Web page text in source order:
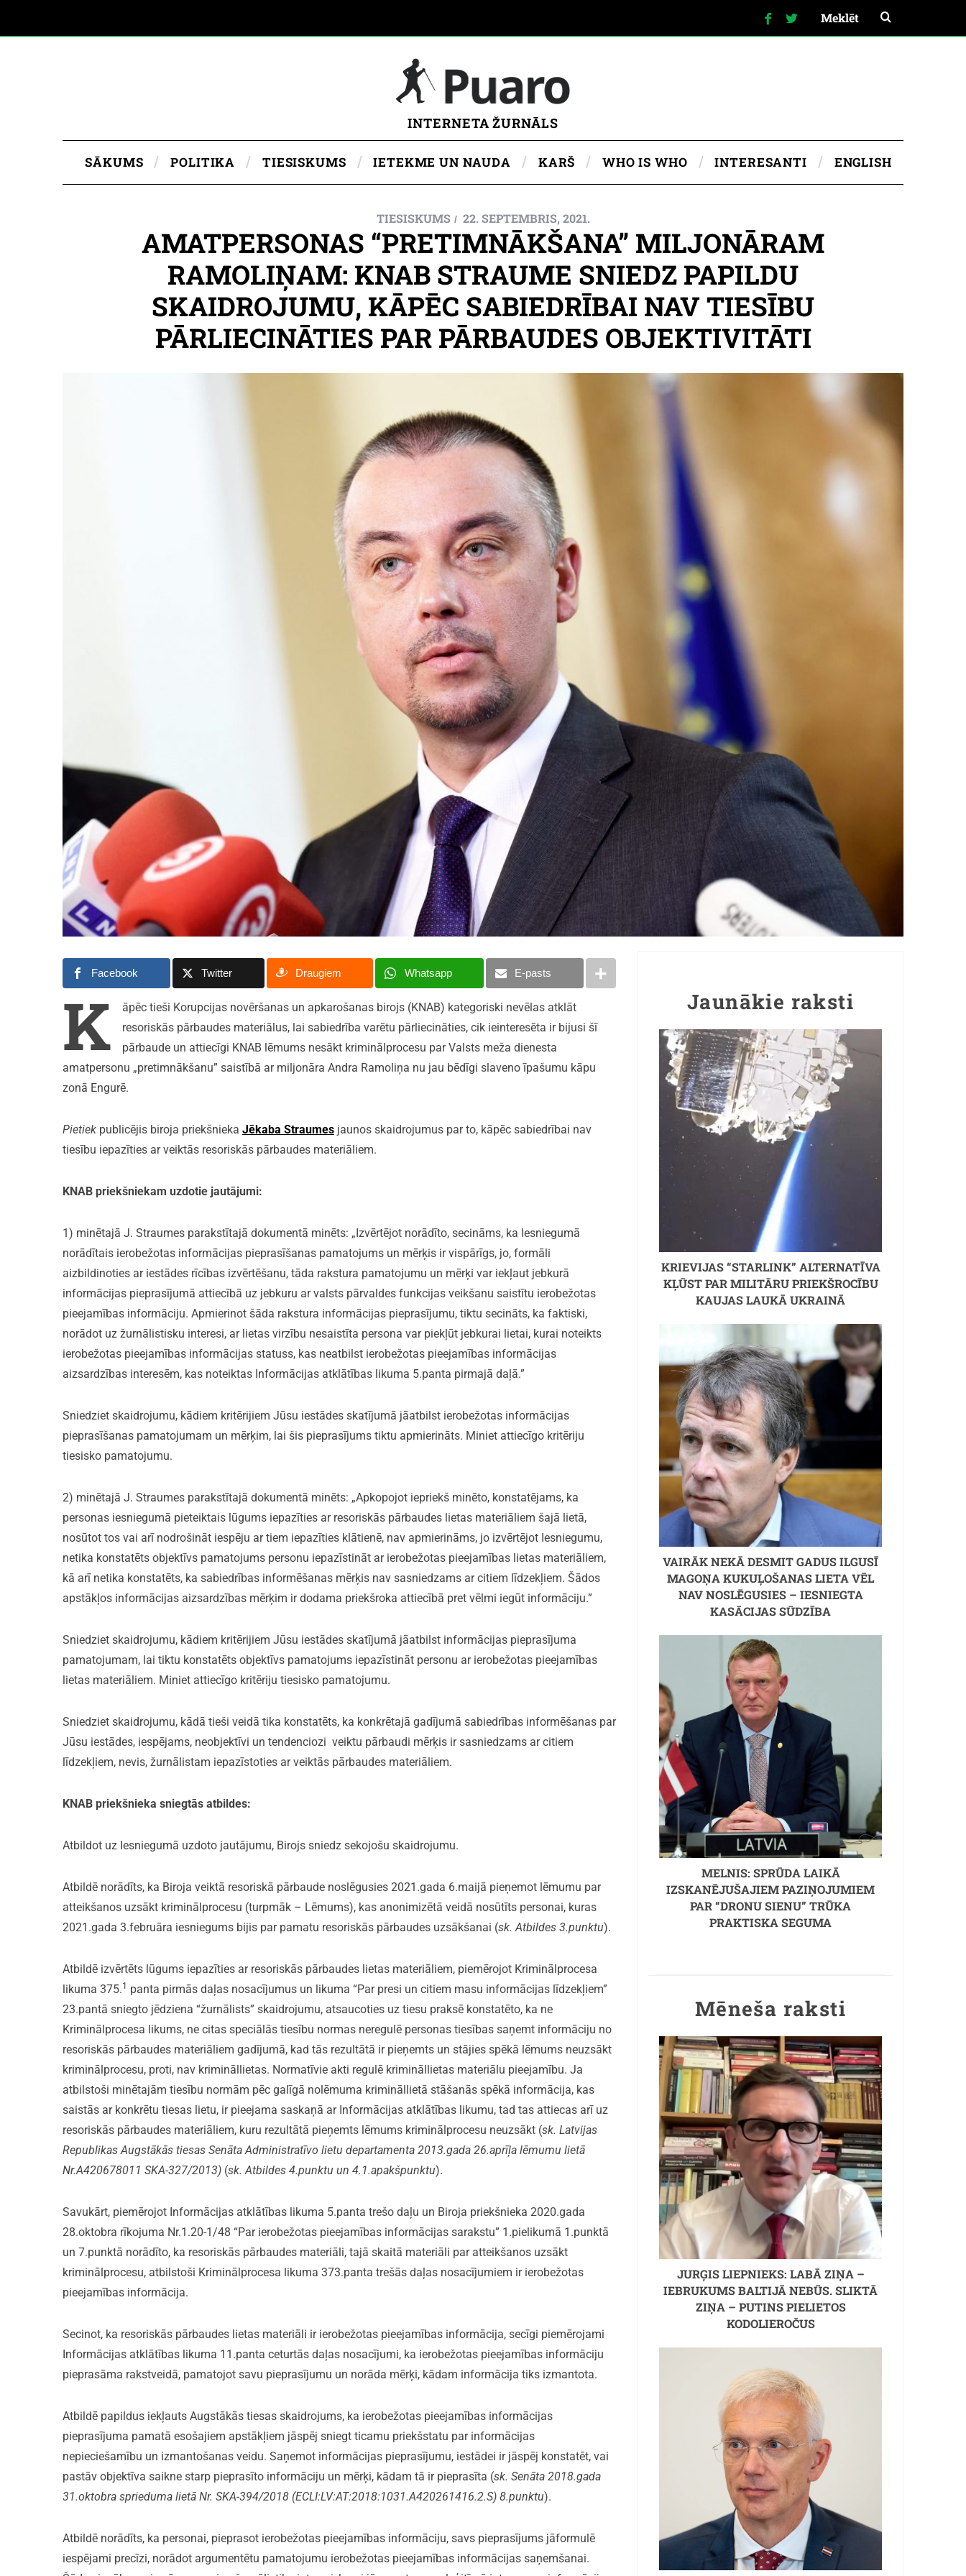
INTERNETA ŽURNĀLS
SĀKUMS POLITIKA TIESISKUMS IETEKME UN NAUDA KARŠ WHO IS WHO INTERESANTI ENGLISH
TIESISKUMS 22. SEPTEMBRIS, 2021.
AMATPERSONAS “PRETIMNĀKŠANA” MILJONĀRAM
RAMOLIŅAM: KNAB STRAUME SNIEDZ PAPILDU
SKAIDROJUMU, KĀPĒC SABIEDRĪBAI NAV TIESĪBU
PĀRLIECINĀTIES PAR PĀRBAUDES OBJEKTIVITĀTI
Facebook Twitter Draugiem Whatsapp E-pasts
K
āpēc tieši Korupcijas novēršanas un apkarošanas birojs (KNAB) kategoriski nevēlas atklāt
resoriskās pārbaudes materiālus, lai sabiedrība varētu pārliecināties, cik ieinteresēta ir bijusi šī
pārbaude un attiecīgi KNAB lēmums nesākt kriminālprocesu par Valsts meža dienesta
amatpersonu „pretimnākšanu” saistībā ar miljonāra Andra Ramoliņa nu jau bēdīgi slaveno īpašumu kāpu
zonā Engurē.
Pietiek publicējis biroja priekšnieka Jēkaba Straumes jaunos skaidrojumus par to, kāpēc sabiedrībai nav
tiesību iepazīties ar veiktās resoriskās pārbaudes materiāliem.
KNAB priekšniekam uzdotie jautājumi:
1) minētajā J. Straumes parakstītajā dokumentā minēts: „Izvērtējot norādīto, secināms, ka Iesniegumā
norādītais ierobežotas informācijas pieprasīšanas pamatojums un mērķis ir vispārīgs, jo, formāli
aizbildinoties ar iestādes rīcības izvērtēšanu, tāda rakstura pamatojumu un mērķi var iekļaut jebkurā
informācijas pieprasījumā attiecībā uz jebkuru ar valsts pārvaldes funkcijas veikšanu saistītu ierobežotas
pieejamības informāciju. Apmierinot šāda rakstura informācijas pieprasījumu, tiktu secināts, ka faktiski,
norādot uz žurnālistisku interesi, ar lietas virzību nesaistīta persona var piekļūt jebkurai lietai, kurai noteikts
ierobežotas pieejamības informācijas statuss, kas neatbilst ierobežotas pieejamības informācijas
aizsardzības interesēm, kas noteiktas Informācijas atklātības likuma 5.panta pirmajā daļā.”
Sniedziet skaidrojumu, kādiem kritērijiem Jūsu iestādes skatījumā jāatbilst ierobežotas informācijas
pieprasīšanas pamatojumam un mērķim, lai šis pieprasījums tiktu apmierināts. Miniet attiecīgo kritēriju
tiesisko pamatojumu.
2) minētajā J. Straumes parakstītajā dokumentā minēts: „Apkopojot iepriekš minēto, konstatējams, ka
personas iesniegumā pieteiktais lūgums iepazīties ar resoriskās pārbaudes lietas materiāliem šajā lietā,
nosūtot tos vai arī nodrošināt iespēju ar tiem iepazīties klātienē, nav apmierināms, jo izvērtējot Iesniegumu,
netika konstatēts objektīvs pamatojums personu iepazīstināt ar ierobežotas pieejamības lietas materiāliem,
kā arī netika konstatēts, ka sabiedrības informēšanas mērķis nav sasniedzams ar citiem līdzekļiem. Šādos
apstākļos informācijas aizsardzības mērķim ir dodama priekšroka attiecībā pret vēlmi iegūt informāciju.”
Sniedziet skaidrojumu, kādiem kritērijiem Jūsu iestādes skatījumā jāatbilst informācijas pieprasījuma
pamatojumam, lai tiktu konstatēts objektīvs pamatojums iepazīstināt personu ar ierobežotas pieejamības
lietas materiāliem. Miniet attiecīgo kritēriju tiesisko pamatojumu.
Sniedziet skaidrojumu, kādā tieši veidā tika konstatēts, ka konkrētajā gadījumā sabiedrības informēšanas par
Jūsu iestādes, iespējams, neobjektīvi un tendenciozi veiktu pārbaudi mērķis ir sasniedzams ar citiem
līdzekļiem, nevis, žurnālistam iepazīstoties ar veiktās pārbaudes materiāliem.
KNAB priekšnieka sniegtās atbildes:
Atbildot uz Iesniegumā uzdoto jautājumu, Birojs sniedz sekojošu skaidrojumu.
Atbildē norādīts, ka Biroja veiktā resoriskā pārbaude noslēgusies 2021.gada 6.maijā pieņemot lēmumu par
atteikšanos uzsākt kriminālprocesu (turpmāk – Lēmums), kas anonimizētā veidā nosūtīts personai, kuras
2021.gada 3.februāra iesniegums bijis par pamatu resoriskās pārbaudes uzsākšanai (sk. Atbildes 3.punktu).
Atbildē izvērtēts lūgums iepazīties ar resoriskās pārbaudes lietas materiāliem, piemērojot Kriminālprocesa
likuma 375.1 panta pirmās daļas nosacījumus un likuma “Par presi un citiem masu informācijas līdzekļiem”
23.pantā sniegto jēdziena “žurnālists” skaidrojumu, atsaucoties uz tiesu praksē konstatēto, ka ne
Kriminālprocesa likums, ne citas speciālās tiesību normas neregulē personas tiesības saņemt informāciju no
resoriskās pārbaudes materiāliem gadījumā, kad tās rezultātā ir pieņemts un stājies spēkā lēmums neuzsākt
kriminālprocesu, proti, nav krimināllietas. Normatīvie akti regulē krimināllietas materiālu pieejamību. Ja
atbilstoši minētajām tiesību normām pēc galīgā nolēmuma krimināllietā stāšanās spēkā informācija, kas
saistās ar konkrētu tiesas lietu, ir pieejama saskaņā ar Informācijas atklātības likumu, tad tas attiecas arī uz
resoriskās pārbaudes materiāliem, kuru rezultātā pieņemts lēmums kriminālprocesu neuzsākt (sk. Latvijas
Republikas Augstākās tiesas Senāta Administratīvo lietu departamenta 2013.gada 26.aprīļa lēmumu lietā
Nr.A420678011 SKA-327/2013) (sk. Atbildes 4.punktu un 4.1.apakšpunktu).
Savukārt, piemērojot Informācijas atklātības likuma 5.panta trešo daļu un Biroja priekšnieka 2020.gada
28.oktobra rīkojuma Nr.1.20-1/48 “Par ierobežotas pieejamības informācijas sarakstu” 1.pielikumā 1.punktā
un 7.punktā norādīto, ka resoriskās pārbaudes materiāli, tajā skaitā materiāli par atteikšanos uzsākt
kriminālprocesu, atbilstoši Kriminālprocesa likuma 373.panta trešās daļas nosacījumiem ir ierobežotas
pieejamības informācija.
Secinot, ka resoriskās pārbaudes lietas materiāli ir ierobežotas pieejamības informācija, secīgi piemērojami
Informācijas atklātības likuma 11.panta ceturtās daļas nosacījumi, ka ierobežotas pieejamības informāciju
pieprasāma rakstveidā, pamatojot savu pieprasījumu un norāda mērķi, kādam informācija tiks izmantota.
Atbildē papildus iekļauts Augstākās tiesas skaidrojums, ka ierobežotas pieejamības informācijas
pieprasījuma pamatā esošajiem apstākļiem jāspēj sniegt ticamu priekšstatu par informācijas
nepieciešamību un izmantošanas veidu. Saņemot informācijas pieprasījumu, iestādei ir jāspēj konstatēt, vai
pastāv objektīva saikne starp pieprasīto informāciju un mērķi, kādam tā ir pieprasīta (sk. Senāta 2018.gada
31.oktobra sprieduma lietā Nr. SKA-394/2018 (ECLI:LV:AT:2018:1031.A420261416.2.S) 8.punktu).
Atbildē norādīts, ka personai, pieprasot ierobežotas pieejamības informāciju, savs pieprasījums jāformulē
iespējami precīzi, norādot argumentētu pamatojumu ierobežotas pieejamības informācijas saņemšanai.
Jaunākie raksti
KRIEVIJAS “STARLINK” ALTERNATĪVA
KĻŪST PAR MILITĀRU PRIEKŠROCĪBU
KAUJAS LAUKĀ UKRAINĀ
VAIRĀK NEKĀ DESMIT GADUS ILGUSĪ
MAGOŅA KUKUĻOŠANAS LIETA VĒL
NAV NOSLĒGUSIES – IESNIEGTA
KASĀCIJAS SŪDZĪBA
MELNIS: SPRŪDA LAIKĀ
IZSKANĒJUŠAJIEM PAZIŅOJUMIEM
PAR “DRONU SIENU” TRŪKA
PRAKTISKA SEGUMA
Mēneša raksti
JURĢIS LIEPNIEKS: LABĀ ZIŅA –
IEBRUKUMS BALTIJĀ NEBŪS. SLIKTĀ
ZIŅA – PUTINS PIELIETOS
KODOLIEROČUS